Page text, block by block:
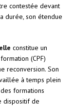
contestée devant
durée, son étendue
constitue un
(CPF)
reconversion. Son
à temps plein
formations
dispositif de